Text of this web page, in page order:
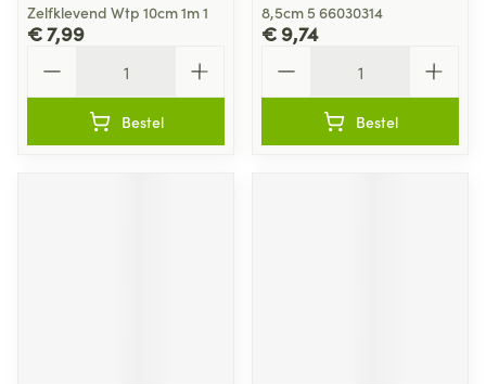
Zelfklevend Wtp 10cm 1m 1
€ 7,99
Bestel
8,5cm 5 66030314
€ 9,74
Bestel